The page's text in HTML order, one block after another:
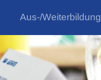
Aus-/Weiterbildung